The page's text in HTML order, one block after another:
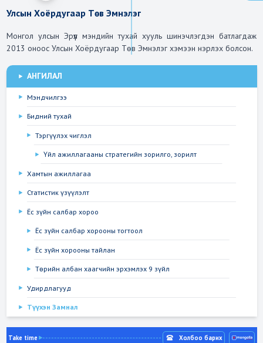
Улсын Хоёрдугаар Төв Эмнэлэг
Монгол улсын Эрүүл мэндийн тухай хууль шинэчлэгдэн батлагдаж
2013 оноос Улсын Хоёрдугаар Төв Эмнэлэг хэмээн нэрлэх болсон.
АНГИЛАЛ
Мэндчилгээ
Бидний тухай
Тэргүүлэх чиглэл
Үйл ажиллагааны стратегийн зорилго, зорилт
Хамтын ажиллагаа
Статистик үзүүлэлт
Ёс зүйн салбар хороо
Ёс зүйн салбар хорооны тогтоол
Ёс зүйн хорооны тайлан
Төрийн албан хаагчийн эрхэмлэх 9 зүйл
Удирдлагууд
Түүхэн Замнал
Take time Холбоо барих